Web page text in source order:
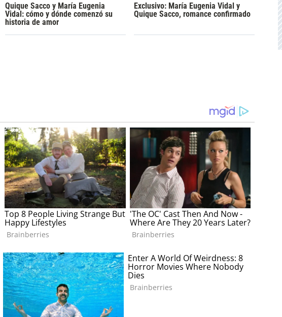
Quique Sacco y María Eugenia
Vidal: cómo y dónde comenzó su
historia de amor
Exclusivo: María Eugenia Vidal y
Quique Sacco, romance confirmado